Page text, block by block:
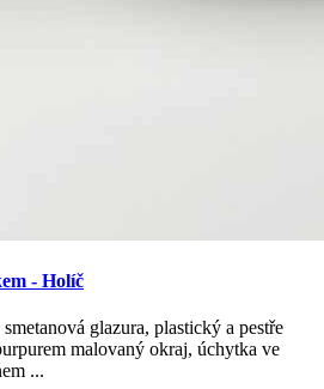
- Holíč
glazura, plastický a pestře
malovaný okraj, úchytka ve
...